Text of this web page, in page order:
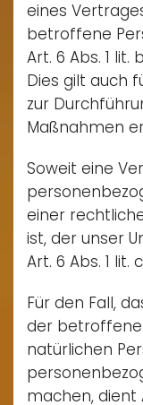
eines
betroffene
Art. 6 Abs. 1 lit.
Dies gilt auch
zur
Maßnahmen
Soweit eine
einer
ist, der unser
Art. 6 Abs. 1 lit.
Für den Fall,
der
natürlichen
machen, dient